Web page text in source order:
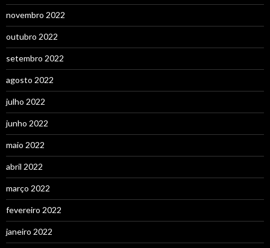
novembro 2022
outubro 2022
setembro 2022
agosto 2022
julho 2022
junho 2022
maio 2022
abril 2022
março 2022
fevereiro 2022
janeiro 2022